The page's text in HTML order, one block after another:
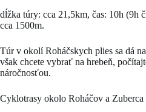
dĺžka túry: cca 21,5km, čas: 10h (9h
cca 1500m.
Túr v okolí Roháčskych plies sa dá
však chcete vybrať na hrebeň,
náročnosťou.
Cyklotrasy okolo Roháčov a Zuberca